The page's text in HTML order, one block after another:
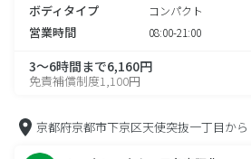
ボディタイプ コンパクト
営業時間 08:00-21:00
3～6時間まで6,160円
免責補償制度1,100円
京都府京都市下京区天使突抜一丁目から